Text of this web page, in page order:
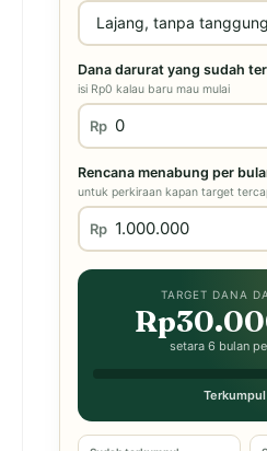
Dana darurat yang sudah
isi Rp0 kalau baru mau mulai
Rp
Rencana menabung per
untuk perkiraan kapan target
Rp
TARGET DANA
setara 6 bulan
Terkumpul